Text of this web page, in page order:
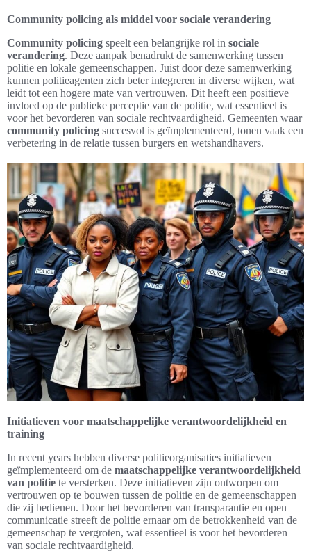
Community policing als middel voor sociale verandering
Community policing speelt een belangrijke rol in sociale
verandering. Deze aanpak benadrukt de samenwerking tussen
politie en lokale gemeenschappen. Juist door deze samenwerking
kunnen politieagenten zich beter integreren in diverse wijken, wat
leidt tot een hogere mate van vertrouwen. Dit heeft een positieve
invloed op de publieke perceptie van de politie, wat essentieel is
voor het bevorderen van sociale rechtvaardigheid. Gemeenten waar
community policing succesvol is geïmplementeerd, tonen vaak een
verbetering in de relatie tussen burgers en wetshandhavers.
Initiatieven voor maatschappelijke verantwoordelijkheid en
training
In recent years hebben diverse politieorganisaties initiatieven
geïmplementeerd om de maatschappelijke verantwoordelijkheid
van politie te versterken. Deze initiatieven zijn ontworpen om
vertrouwen op te bouwen tussen de politie en de gemeenschappen
die zij bedienen. Door het bevorderen van transparantie en open
communicatie streeft de politie ernaar om de betrokkenheid van de
gemeenschap te vergroten, wat essentieel is voor het bevorderen
van sociale rechtvaardigheid.